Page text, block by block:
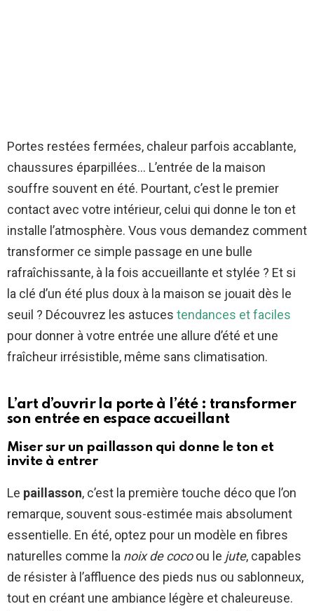
Portes restées fermées, chaleur parfois accablante,
chaussures éparpillées… L’entrée de la maison
souffre souvent en été. Pourtant, c’est le premier
contact avec votre intérieur, celui qui donne le ton et
installe l’atmosphère. Vous vous demandez comment
transformer ce simple passage en une bulle
rafraîchissante, à la fois accueillante et stylée ? Et si
la clé d’un été plus doux à la maison se jouait dès le
seuil ? Découvrez les astuces tendances et faciles
pour donner à votre entrée une allure d’été et une
fraîcheur irrésistible, même sans climatisation.
L’art d’ouvrir la porte à l’été : transformer
son entrée en espace accueillant
Miser sur un paillasson qui donne le ton et
invite à entrer
Le paillasson, c’est la première touche déco que l’on
remarque, souvent sous-estimée mais absolument
essentielle. En été, optez pour un modèle en fibres
naturelles comme la noix de cocoou le jute, capables
de résister à l’affluence des pieds nus ou sablonneux,
tout en créant une ambiance légère et chaleureuse.